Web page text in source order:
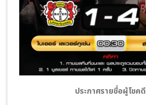
ประกาศรายชื่อผู้โชคดี